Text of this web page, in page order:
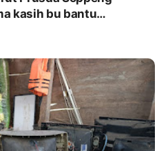
kasih bu bantu